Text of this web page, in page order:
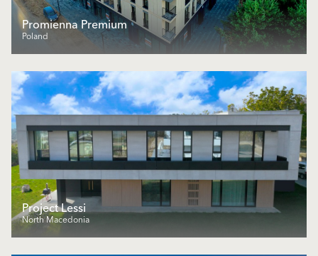
Promienna Premium
Poland
Project Lessi
North Macedonia